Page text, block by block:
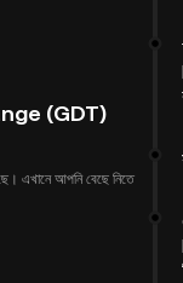
(GDT)
এখানে আপনি বেছে নিতে